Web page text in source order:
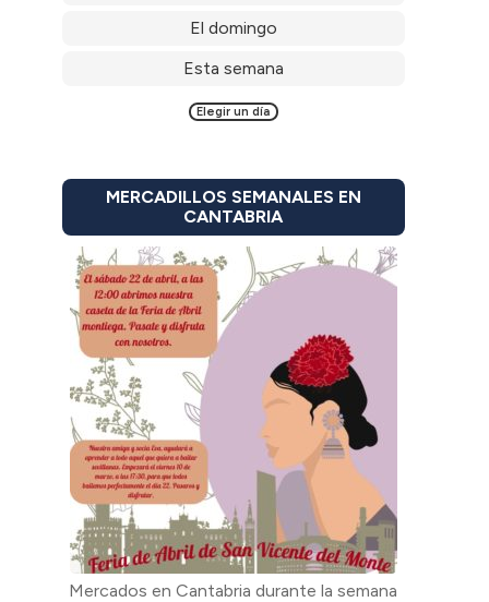
El domingo
Esta semana
Elegir un día
MERCADILLOS SEMANALES EN
CANTABRIA
Mercados en Cantabria durante la semana